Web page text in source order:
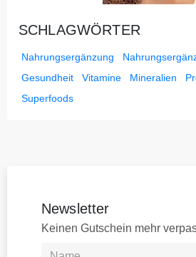
SCHLAGWÖRTER
Nahrungsergänzung
Gesundheit
Vitamine Mineralien
Superfoods
Newsletter
Keinen Gutschein mehr